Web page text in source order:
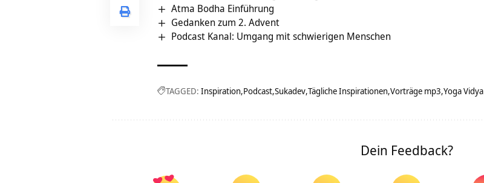
Atma Bodha Einführung
Gedanken zum 2. Advent
Podcast Kanal: Umgang mit schwierigen Menschen
TAGGED: Inspiration Podcast Sukadev Tägliche Inspirationen Vorträge mp3 Yoga Vidya
Dein Feedback?